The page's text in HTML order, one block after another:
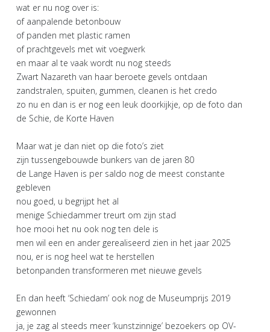
wat er nu nog over is:
of aanpalende betonbouw
of panden met plastic ramen
of prachtgevels met wit voegwerk
en maar al te vaak wordt nu nog steeds
Zwart Nazareth van haar beroete gevels ontdaan
zandstralen, spuiten, gummen, cleanen is het credo
zo nu en dan is er nog een leuk doorkijkje, op de foto dan
de Schie, de Korte Haven
Maar wat je dan niet op die foto’s ziet
zijn tussengebouwde bunkers van de jaren 80
de Lange Haven is per saldo nog de meest constante
gebleven
nou goed, u begrijpt het al
menige Schiedammer treurt om zijn stad
hoe mooi het nu ook nog ten dele is
men wil een en ander gerealiseerd zien in het jaar 2025
nou, er is nog heel wat te herstellen
betonpanden transformeren met nieuwe gevels
En dan heeft ‘Schiedam’ ook nog de Museumprijs 2019
gewonnen
ja, je zag al steeds meer ‘kunstzinnige’ bezoekers op OV-